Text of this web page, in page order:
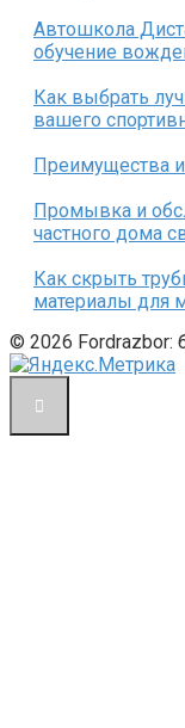
Автошкола
обучение
Как выбрать
вашего
Преимущества
Промывка и
частного дома
Как скрыть
материалы для
© 2026 Fordrazbor: